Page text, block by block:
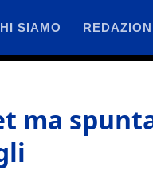
SIAMO
ma